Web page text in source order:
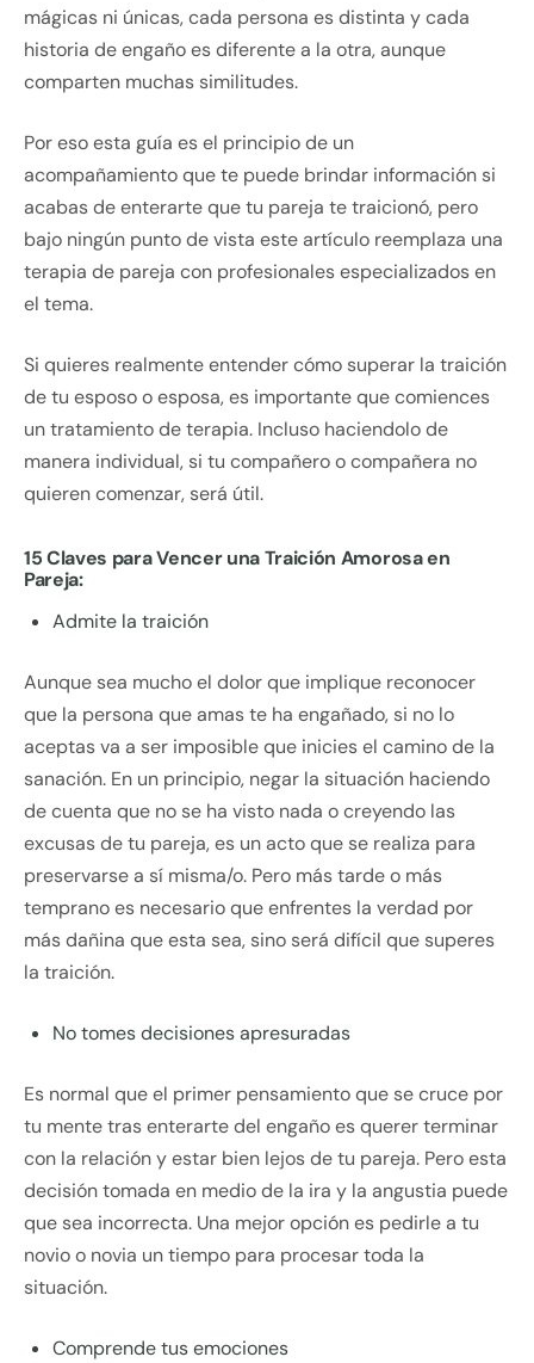
mágicas ni únicas, cada persona es distinta y cada
historia de engaño es diferente a la otra, aunque
comparten muchas similitudes.
Por eso esta guía es el principio de un
acompañamiento que te puede brindar información si
acabas de enterarte que tu pareja te traicionó, pero
bajo ningún punto de vista este artículo reemplaza una
terapia de pareja con profesionales especializados en
el tema.
Si quieres realmente entender cómo superar la traición
de tu esposo o esposa, es importante que comiences
un tratamiento de terapia. Incluso haciendolo de
manera individual, si tu compañero o compañera no
quieren comenzar, será útil.
15 Claves para Vencer una Traición Amorosa en
Pareja:
Admite la traición
Aunque sea mucho el dolor que implique reconocer
que la persona que amas te ha engañado, si no lo
aceptas va a ser imposible que inicies el camino de la
sanación. En un principio, negar la situación haciendo
de cuenta que no se ha visto nada o creyendo las
excusas de tu pareja, es un acto que se realiza para
preservarse a sí misma/o. Pero más tarde o más
temprano es necesario que enfrentes la verdad por
más dañina que esta sea, sino será difícil que superes
la traición.
No tomes decisiones apresuradas
Es normal que el primer pensamiento que se cruce por
tu mente tras enterarte del engaño es querer terminar
con la relación y estar bien lejos de tu pareja. Pero esta
decisión tomada en medio de la ira y la angustia puede
que sea incorrecta. Una mejor opción es pedirle a tu
novio o novia un tiempo para procesar toda la
situación.
Comprende tus emociones